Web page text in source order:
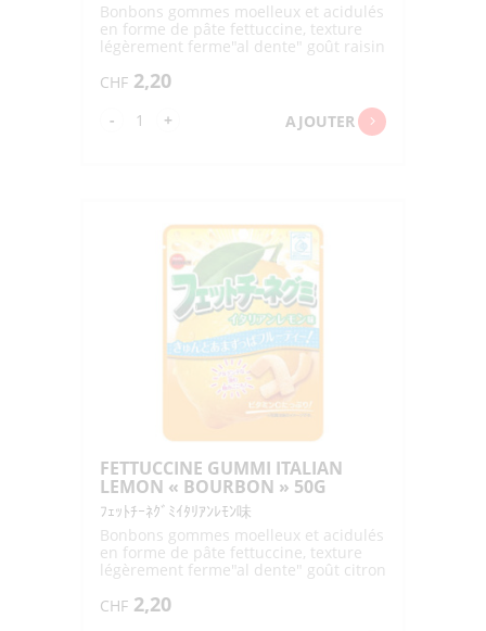
Bonbons gommes moelleux et acidulés
en forme de pâte fettuccine, texture
légèrement ferme"al dente" goût raisin
CHF 2,20
-
quantité
ITALIAN
GRAPE
"BOURBON"
+ AJOUTER
FETTUCCINE GUMMI ITALIAN
LEMON « BOURBON » 50G
ﾌｪｯﾄﾁｰﾈｸﾞﾐｲﾀﾘｱﾝﾚﾓﾝ味
Bonbons gommes moelleux et acidulés
en forme de pâte fettuccine, texture
légèrement ferme"al dente" goût citron
CHF 2,20